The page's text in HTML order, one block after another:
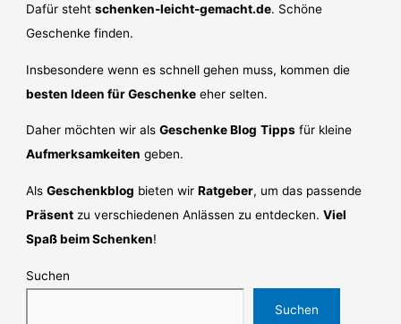
Dafür stehtschenken-leicht-gemacht.de. Schöne
Geschenke finden.
Insbesondere wenn es schnell gehen muss, kommen die
besten Ideen für Geschenke eher selten.
Daher möchten wir alsGeschenke Blog Tipps für kleine
Aufmerksamkeiten geben.
AlsGeschenkblog bieten wirRatgeber, um das passende
Präsent zu verschiedenen Anlässen zu entdecken.Viel
Spaß beim Schenken!
Suchen
Suchen